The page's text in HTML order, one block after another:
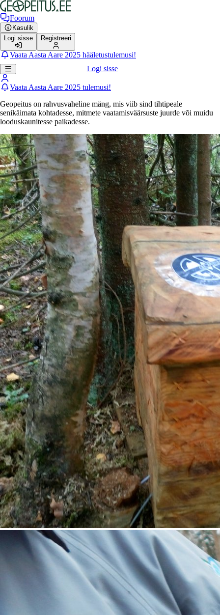
Foorum
Kasulik
Logi sisse
Registreeri
Vaata Aasta Aare 2025 hääletustulemusi!
Logi sisse
Vaata Aasta Aare 2025 tulemusi!
Geopeitus on rahvusvaheline mäng, mis viib sind tihtipeale
senikäimata kohtadesse, mitmete vaatamisväärsuste juurde või muidu
looduskaunitesse paikadesse.